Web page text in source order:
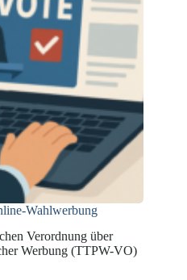
Wahlwerbung
Verordnung über
Werbung (TTPW-VO)